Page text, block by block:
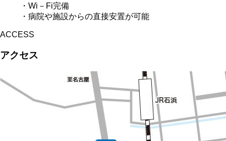
・Wi－Fi完備
・病院や施設からの直接安置が可能
ACCESS
アクセス